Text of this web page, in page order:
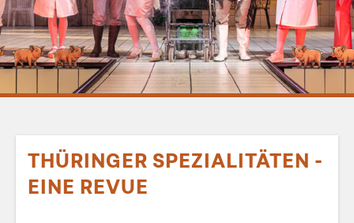
THÜRINGER SPEZIALITÄTEN -
EINE REVUE